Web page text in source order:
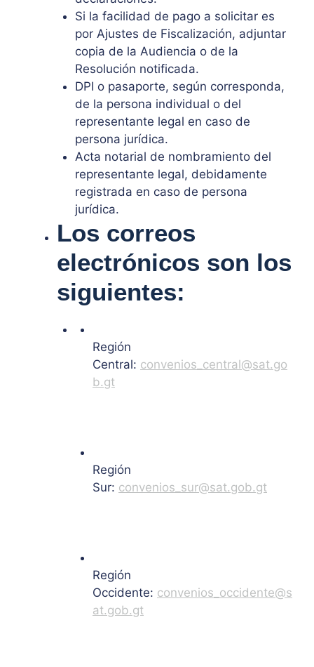
Si la facilidad de pago a solicitar es
por Ajustes de Fiscalización, adjuntar
copia de la Audiencia o de la
Resolución notificada.
DPI o pasaporte, según corresponda,
de la persona individual o del
representante legal en caso de
persona jurídica.
Acta notarial de nombramiento del
representante legal, debidamente
registrada en caso de persona
jurídica.
Los correos
electrónicos son los
siguientes:
Región
Central: convenios_central@sat.go
b.gt
Región
Sur: convenios_sur@sat.gob.gt
Región
Occidente: convenios_occidente@s
at.gob.gt